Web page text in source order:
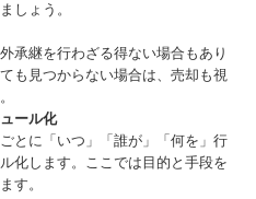
しょう。
承継を行わざる得ない場合もあり
も見つからない場合は、売却も視
ール化
とに「いつ」「誰が」「何を」行
化します。ここでは目的と手段を
す。